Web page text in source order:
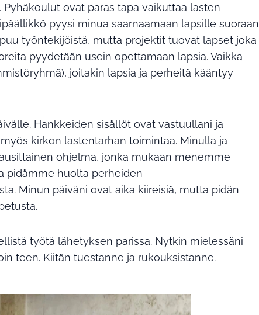
ovat paras tapa vaikuttaa lasten
pyysi minua saarnaamaan lapsille suoraan
työntekijöistä, mutta projektit tuovat lapset joka
pyydetään usein opettamaan lapsia. Vaikka
joitakin lapsia ja perheitä kääntyy
Hankkeiden sisällöt ovat vastuullani ja
kirkon lastentarhan toimintaa. Minulla ja
ohjelma, jonka mukaan menemme
pidämme huolta perheiden
Minun päiväni ovat aika kiireisiä, mutta pidän
työtä lähetyksen parissa. Nytkin mielessäni
teen. Kiitän tuestanne ja rukouksistanne.